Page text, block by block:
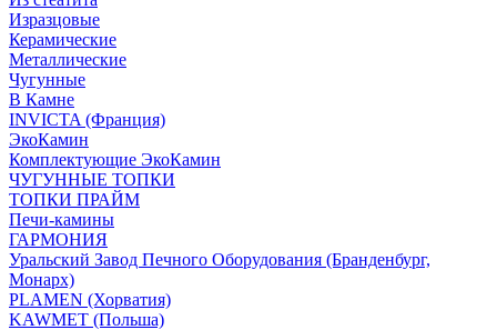
Изразцовые
Керамические
Металлические
Чугунные
В Камне
INVICTA (Франция)
ЭкоКамин
Комплектующие ЭкоКамин
ЧУГУННЫЕ ТОПКИ
ТОПКИ ПРАЙМ
Печи-камины
ГАРМОНИЯ
Уральский Завод Печного Оборудования (Бранденбург,
Монарх)
PLAMEN (Хорватия)
KAWMET (Польша)